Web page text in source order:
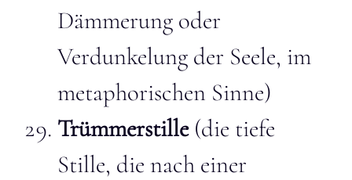
Dämmerung oder
Verdunkelung der Seele, im
metaphorischen Sinne)
Trümmerstille(die tiefe
Stille, die nach einer